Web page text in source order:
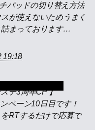
パッドの切り替え方法
が使えないためうまく
まっております…
19:18
テ3周年CP 】
ペーン10日目です！
RTするだけで応募で